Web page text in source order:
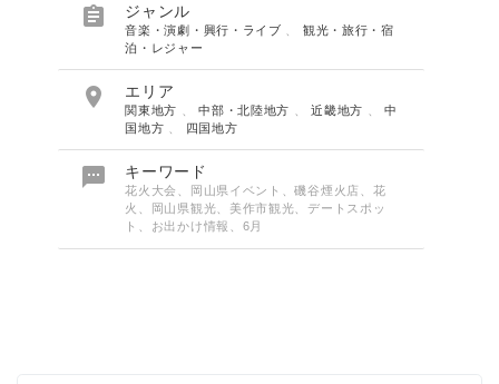
 ジャンル
音楽・演劇・興行・ライブ
観光・旅行・宿
泊・レジャー
 エリア
関東地方 、中部・北陸地方 、近畿地方 、中
国地方
四国地方
 キーワード
花火大会、岡山県イベント、磯谷煙火店、花
火、岡山県観光、美作市観光、デートスポッ
ト、お出かけ情報、6月